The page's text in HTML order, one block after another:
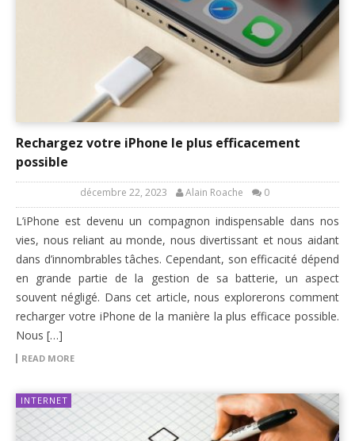
Rechargez votre iPhone le plus efficacement
possible
décembre 22, 2023 Alain Roache 0
L’iPhone est devenu un compagnon indispensable dans nos
vies, nous reliant au monde, nous divertissant et nous aidant
dans d’innombrables tâches. Cependant, son efficacité dépend
en grande partie de la gestion de sa batterie, un aspect
souvent négligé. Dans cet article, nous explorerons comment
recharger votre iPhone de la manière la plus efficace possible.
Nous […]
READ MORE
INTERNET